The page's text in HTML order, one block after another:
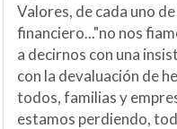
Valores, de cada uno
financiero..."no nos
a decirnos con una
con la devaluación de
todos, familias y
estamos perdiendo,